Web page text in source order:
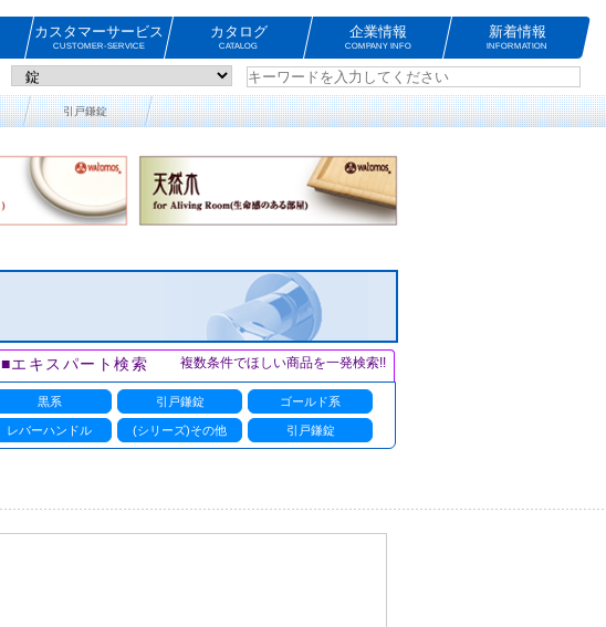
カスタマーサービス
CUSTOMER-SERVICE
カタログ
CATALOG
企業情報
COMPANY INFO
新着情報
INFORMATION
引戸鎌錠
■エキスパート検索 複数条件でほしい商品を一発検索!!
黒系 引戸鎌錠 ゴールド系
レバーハンドル (シリーズ)その他 引戸鎌錠